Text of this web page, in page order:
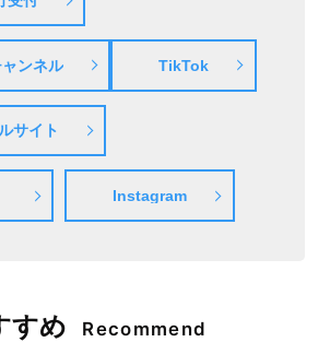
ンネル TikTok
サイト
Instagram
すめ Recommend